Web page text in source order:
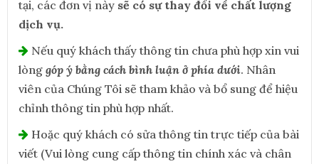
tại, các đơn vị này sẽ có sự thay đổi về chất lượng
dịch vụ.
Nếu quý khách thấy thông tin chưa phù hợp xin vui
lòng góp ý bằng cách bình luận ở phía dưới. Nhân
viên của Chúng Tôi sẽ tham khảo và bổ sung để hiệu
chỉnh thông tin phù hợp nhất.
Hoặc quý khách có sửa thông tin trực tiếp của bài
viết (Vui lòng cung cấp thông tin chính xác và chân